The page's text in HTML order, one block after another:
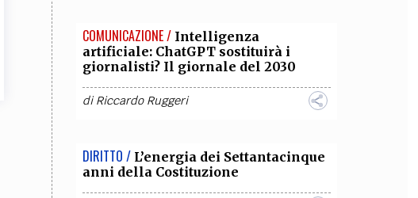
COMUNICAZIONE / Intelligenza
artificiale: ChatGPT sostituirà i
giornalisti? Il giornale del 2030
diRiccardo Ruggeri
DIRITTO / L’energia dei Settantacinque
anni della Costituzione